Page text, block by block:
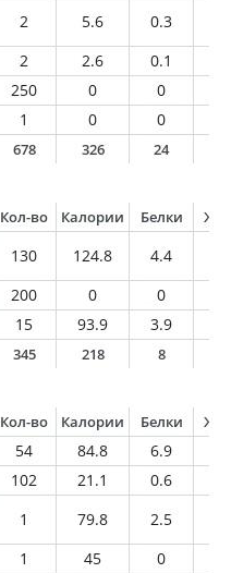
2 5.6 0.3
2 2.6 0.1
250 0 0
1 0 0
678 326 24
Кол-во Калории Белки
130 124.8 4.4
200 0 0
15 93.9 3.9
345 218 8
Кол-во Калории Белки
54 84.8 6.9
102 21.1 0.6
1 79.8 2.5
1 45 0